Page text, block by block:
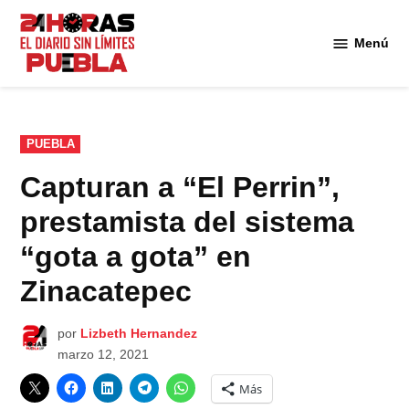
Saltar
contenido
Menú
PUBLICADO
EN
PUEBLA
Capturan a “El Perrin”,
prestamista del sistema
“gota a gota” en
Zinacatepec
por Lizbeth Hernandez
marzo 12, 2021
Más